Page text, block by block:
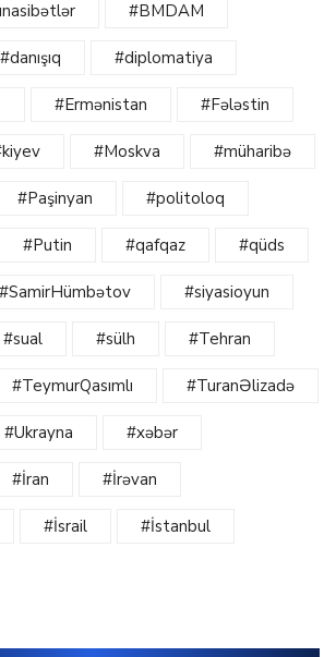
#BMDAM
#danışıq #diplomatiya
#Ermənistan #Fələstin
#Moskva #müharibə
#Paşinyan #politoloq
#Putin #qafqaz #qüds
#SamirHümbətov #siyasioyun
#sual #sülh #Tehran
#TeymurQasımlı #TuranƏlizadə
#Ukrayna #xəbər
#İran #İrəvan
#İsrail #İstanbul